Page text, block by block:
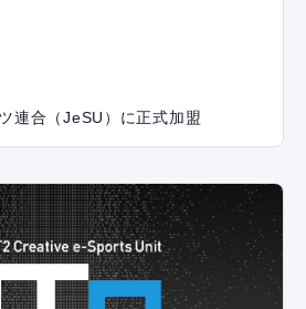
連合（JeSU）に正式加盟